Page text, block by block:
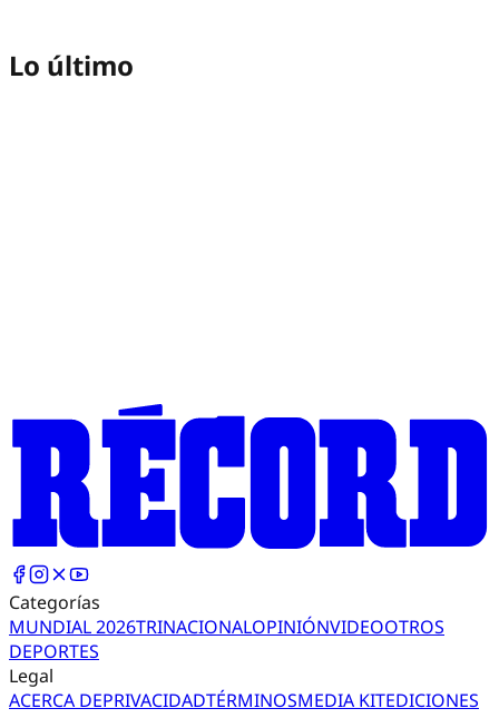
Lo último
Categorías
MUNDIAL 2026TRINACIONALOPINIÓNVIDEOOTROS
DEPORTES
Legal
ACERCA DEPRIVACIDADTÉRMINOSMEDIA KITEDICIONES